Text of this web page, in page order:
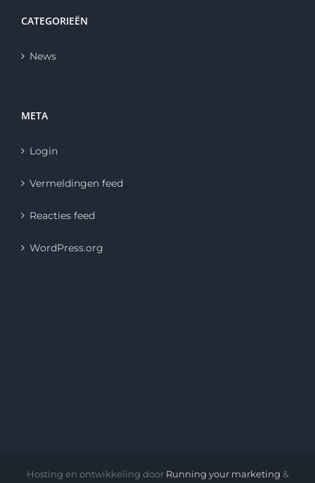
CATEGORIEËN
News
META
Login
Vermeldingen feed
Reacties feed
WordPress.org
Hosting en ontwikkeling door Running your marketing &